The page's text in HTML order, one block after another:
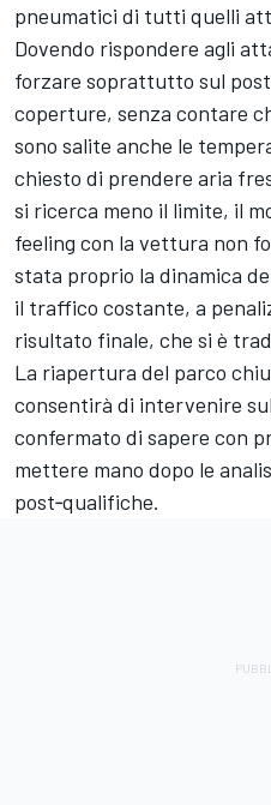
pneumatici di tutti quelli
Dovendo rispondere agli
forzare soprattutto sul
coperture, senza contare
sono salite anche le
chiesto di prendere aria
si ricerca meno il limite, il
feeling con la vettura non
stata proprio la dinamica
il traffico costante, a
risultato finale, che si è
La riapertura del parco
consentirà di intervenire
confermato di sapere con
mettere mano dopo le
post‑qualifiche.